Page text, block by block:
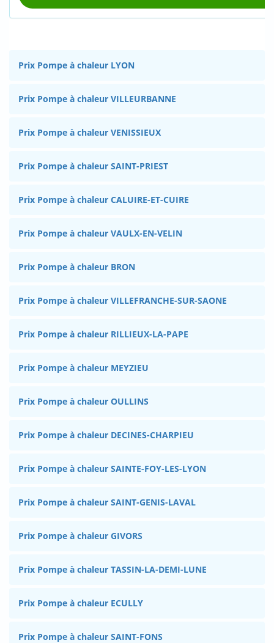
Prix Pompe à chaleur LYON
Prix Pompe à chaleur VILLEURBANNE
Prix Pompe à chaleur VENISSIEUX
Prix Pompe à chaleur SAINT-PRIEST
Prix Pompe à chaleur CALUIRE-ET-CUIRE
Prix Pompe à chaleur VAULX-EN-VELIN
Prix Pompe à chaleur BRON
Prix Pompe à chaleur VILLEFRANCHE-SUR-SAONE
Prix Pompe à chaleur RILLIEUX-LA-PAPE
Prix Pompe à chaleur MEYZIEU
Prix Pompe à chaleur OULLINS
Prix Pompe à chaleur DECINES-CHARPIEU
Prix Pompe à chaleur SAINTE-FOY-LES-LYON
Prix Pompe à chaleur SAINT-GENIS-LAVAL
Prix Pompe à chaleur GIVORS
Prix Pompe à chaleur TASSIN-LA-DEMI-LUNE
Prix Pompe à chaleur ECULLY
Prix Pompe à chaleur SAINT-FONS